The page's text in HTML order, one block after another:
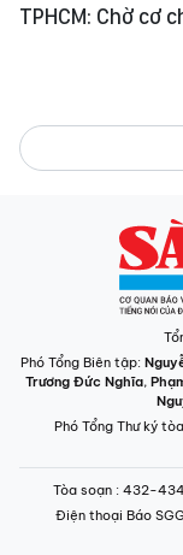
TPHCM: Chờ cơ
Phó Tổng Biên tập:
Trương Đức Nghĩa,
Phó Tổng Thư ký
Tòa soạn : 432-434
Điện thoại Báo